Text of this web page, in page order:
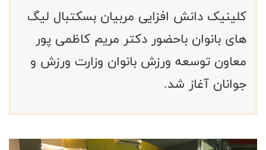
کلینیک دانش افزایی مربیان بسکتبال لیگ
های بانوان باحضور دکتر مریم کاظمی پور
معاون توسعه ورزش بانوان وزارت ورزش و
جوانان آغاز شد.